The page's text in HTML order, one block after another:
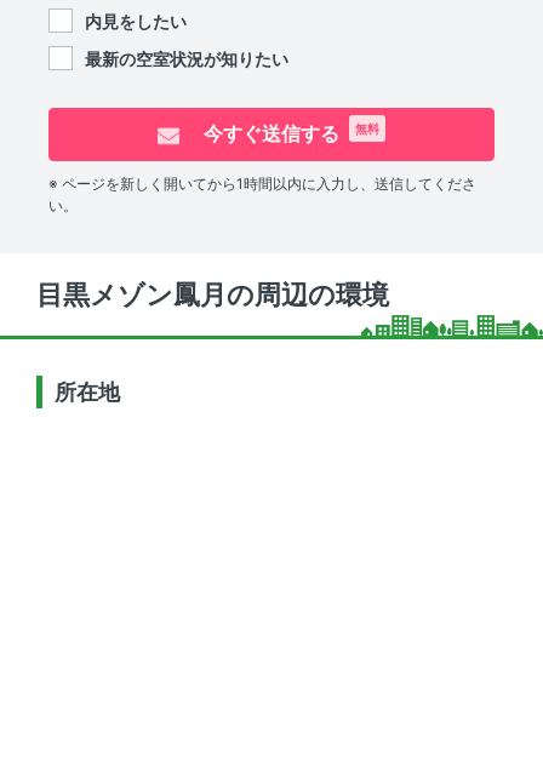
内見をしたい
最新の空室状況が知りたい
今すぐ送信する 無料
※ ページを新しく開いてから1時間以内に入力し、送信してくださ
い。
目黒メゾン鳳月の周辺の環境
所在地